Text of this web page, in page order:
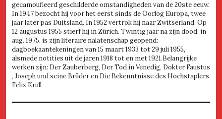
gecamoufleerd geschilderde omstandigheden van de 20ste eeuw.
In 1947 bezocht hij voor het eerst sinds de Oorlog Europa, twee
jaar later pas Duitsland. In 1952 vertrok hij naar Zwitserland. Op
12 augustus 1955 stierf hij in Zürich. Twintig jaar na zijn dood, in
aug. 1975, is zijn literaire nalatenschap geopend:
dagboekaantekeningen van 15 maart 1933 tot 29 juli 1955,
alsmede notities uit de jaren 1918 tot en met 1921.Belangrijke
werken zijn: Der Zauberberg, Der Tod in Venedig, Dokter Faustus
, Joseph und seine Brüder en Die Bekenntnisse des Hochstaplers
Felix Krull